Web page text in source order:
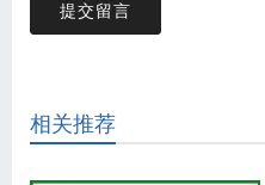
提交留言
相关推荐